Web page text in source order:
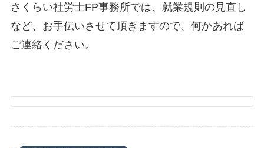
さくらい社労士FP事務所では、就業規則の見直し
など、お手伝いさせて頂きますので、何かあれば
ご連絡ください。